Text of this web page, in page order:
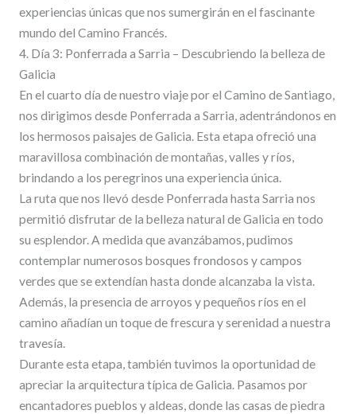
experiencias únicas que nos sumergirán en el fascinante
mundo del Camino Francés.
4. Día 3: Ponferrada a Sarria – Descubriendo la belleza de
Galicia
En el cuarto día de nuestro viaje por el Camino de Santiago,
nos dirigimos desde Ponferrada a Sarria, adentrándonos en
los hermosos paisajes de Galicia. Esta etapa ofreció una
maravillosa combinación de montañas, valles y ríos,
brindando a los peregrinos una experiencia única.
La ruta que nos llevó desde Ponferrada hasta Sarria nos
permitió disfrutar de la belleza natural de Galicia en todo
su esplendor. A medida que avanzábamos, pudimos
contemplar numerosos bosques frondosos y campos
verdes que se extendían hasta donde alcanzaba la vista.
Además, la presencia de arroyos y pequeños ríos en el
camino añadían un toque de frescura y serenidad a nuestra
travesía.
Durante esta etapa, también tuvimos la oportunidad de
apreciar la arquitectura típica de Galicia. Pasamos por
encantadores pueblos y aldeas, donde las casas de piedra